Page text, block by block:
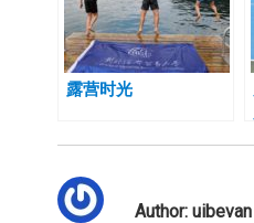
露营时光
Author:uibevan